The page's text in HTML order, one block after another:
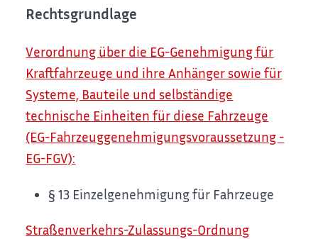
Rechtsgrundlage
Verordnung über die EG-Genehmigung für
Kraftfahrzeuge und ihre Anhänger sowie für
Systeme, Bauteile und selbständige
technische Einheiten für diese Fahrzeuge
(EG-Fahrzeuggenehmigungsvoraussetzung -
EG-FGV):
§ 13 Einzelgenehmigung für Fahrzeuge
Straßenverkehrs-Zulassungs-Ordnung